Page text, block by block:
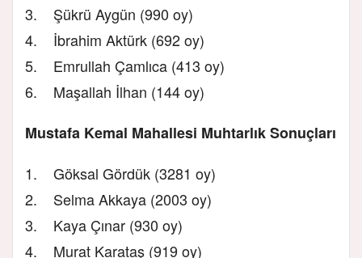
3. Şükrü Aygün (990 oy)
4. İbrahim Aktürk (692 oy)
5. Emrullah Çamlıca (413 oy)
6. Maşallah İlhan (144 oy)
Mustafa Kemal Mahallesi Muhtarlık Sonuçları
1. Göksal Gördük (3281 oy)
2. Selma Akkaya (2003 oy)
3. Kaya Çınar (930 oy)
4. Murat Karataş (919 oy)